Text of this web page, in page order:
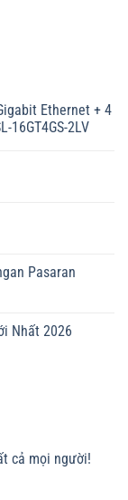
Ethernet + 4
16GT4GS-2LV
Pasaran
Nhất 2026
cả mọi người!